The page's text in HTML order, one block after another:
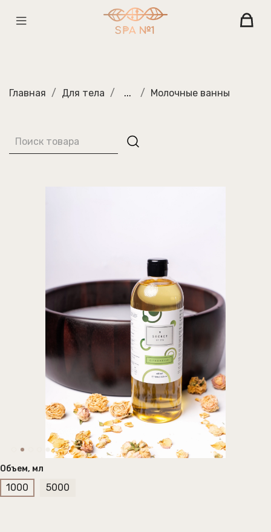
Главная Для тела ... Молочные ванны
Объем, мл
1000 5000